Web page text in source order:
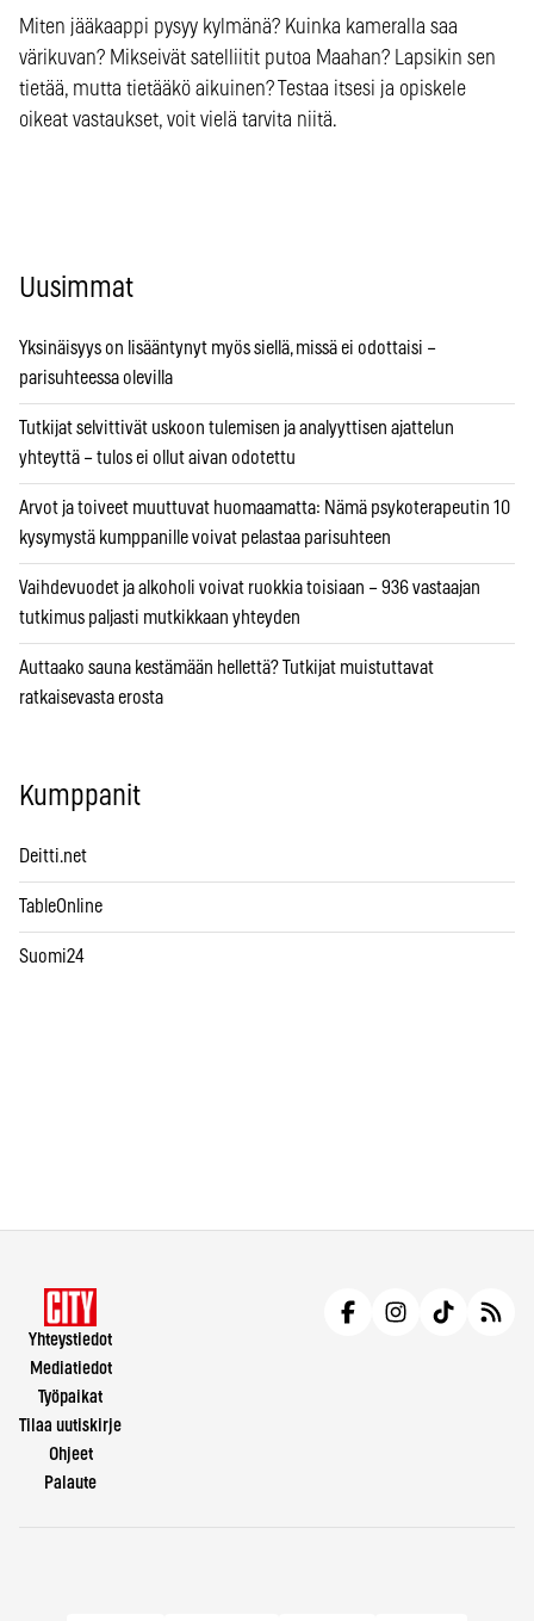
Miten jääkaappi pysyy kylmänä? Kuinka kameralla saa
värikuvan? Mikseivät satelliitit putoa Maahan? Lapsikin sen
tietää, mutta tietääkö aikuinen? Testaa itsesi ja opiskele
oikeat vastaukset, voit vielä tarvita niitä.
Uusimmat
Yksinäisyys on lisääntynyt myös siellä, missä ei odottaisi –
parisuhteessa olevilla
Tutkijat selvittivät uskoon tulemisen ja analyyttisen ajattelun
yhteyttä – tulos ei ollut aivan odotettu
Arvot ja toiveet muuttuvat huomaamatta: Nämä psykoterapeutin 10
kysymystä kumppanille voivat pelastaa parisuhteen
Vaihdevuodet ja alkoholi voivat ruokkia toisiaan – 936 vastaajan
tutkimus paljasti mutkikkaan yhteyden
Auttaako sauna kestämään hellettä? Tutkijat muistuttavat
ratkaisevasta erosta
Kumppanit
Deitti.net
TableOnline
Suomi24
Yhteystiedot
Mediatiedot
Työpaikat
Tilaa uutiskirje
Ohjeet
Palaute